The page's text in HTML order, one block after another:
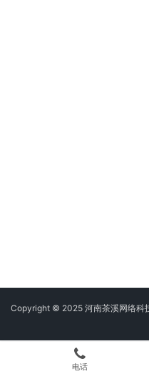
Copyright © 2025 河南茶溪网络科
电话